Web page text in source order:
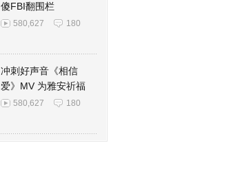
傻FBI翻围栏
580,627 180
冲刺好声音《相信
爱》MV 为雅安祈福
580,627 180